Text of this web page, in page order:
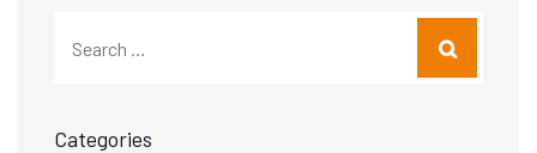
Categories